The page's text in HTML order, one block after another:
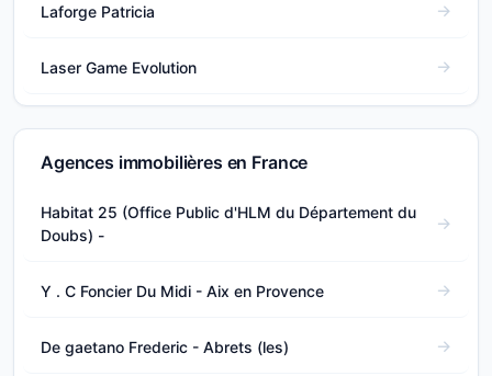
Laforge Patricia
Laser Game Evolution
Agences immobilières en France
Habitat 25 (Office Public d'HLM du Département du
Doubs) -
Y . C Foncier Du Midi - Aix en Provence
De gaetano Frederic - Abrets (les)